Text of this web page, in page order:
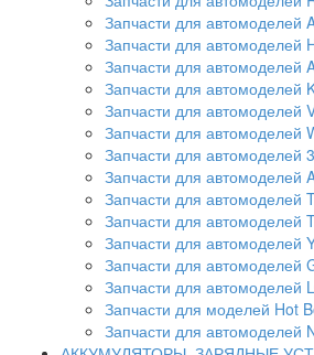
Запчасти для автомоделей
Запчасти для автомоделей
Запчасти для автомоделей
Запчасти для автомоделей
Запчасти для автомоделей
Запчасти для автомоделей
Запчасти для автомоделей
Запчасти для автомоделей
Запчасти для автомоделей
Запчасти для автомоделей
Запчасти для автомоделей
Запчасти для автомоделей
Запчасти для автомоделей
Запчасти для моделей Hot
Запчасти для автомоделей